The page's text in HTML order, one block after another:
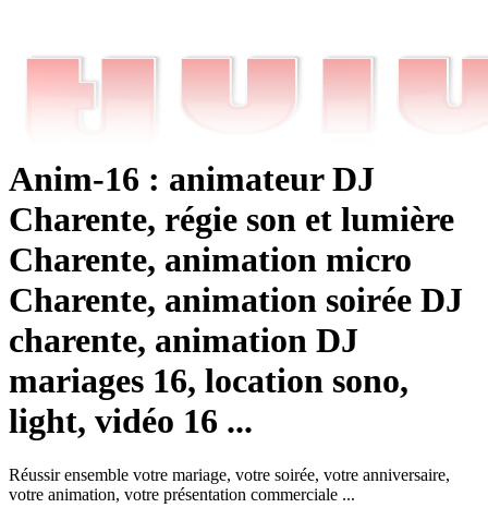
Anim-16 : animateur DJ
Charente, régie son et lumière
Charente, animation micro
Charente, animation soirée DJ
charente, animation DJ
mariages 16, location sono,
light, vidéo 16 ...
Réussir ensemble votre mariage, votre soirée, votre anniversaire,
votre animation, votre présentation commerciale ...